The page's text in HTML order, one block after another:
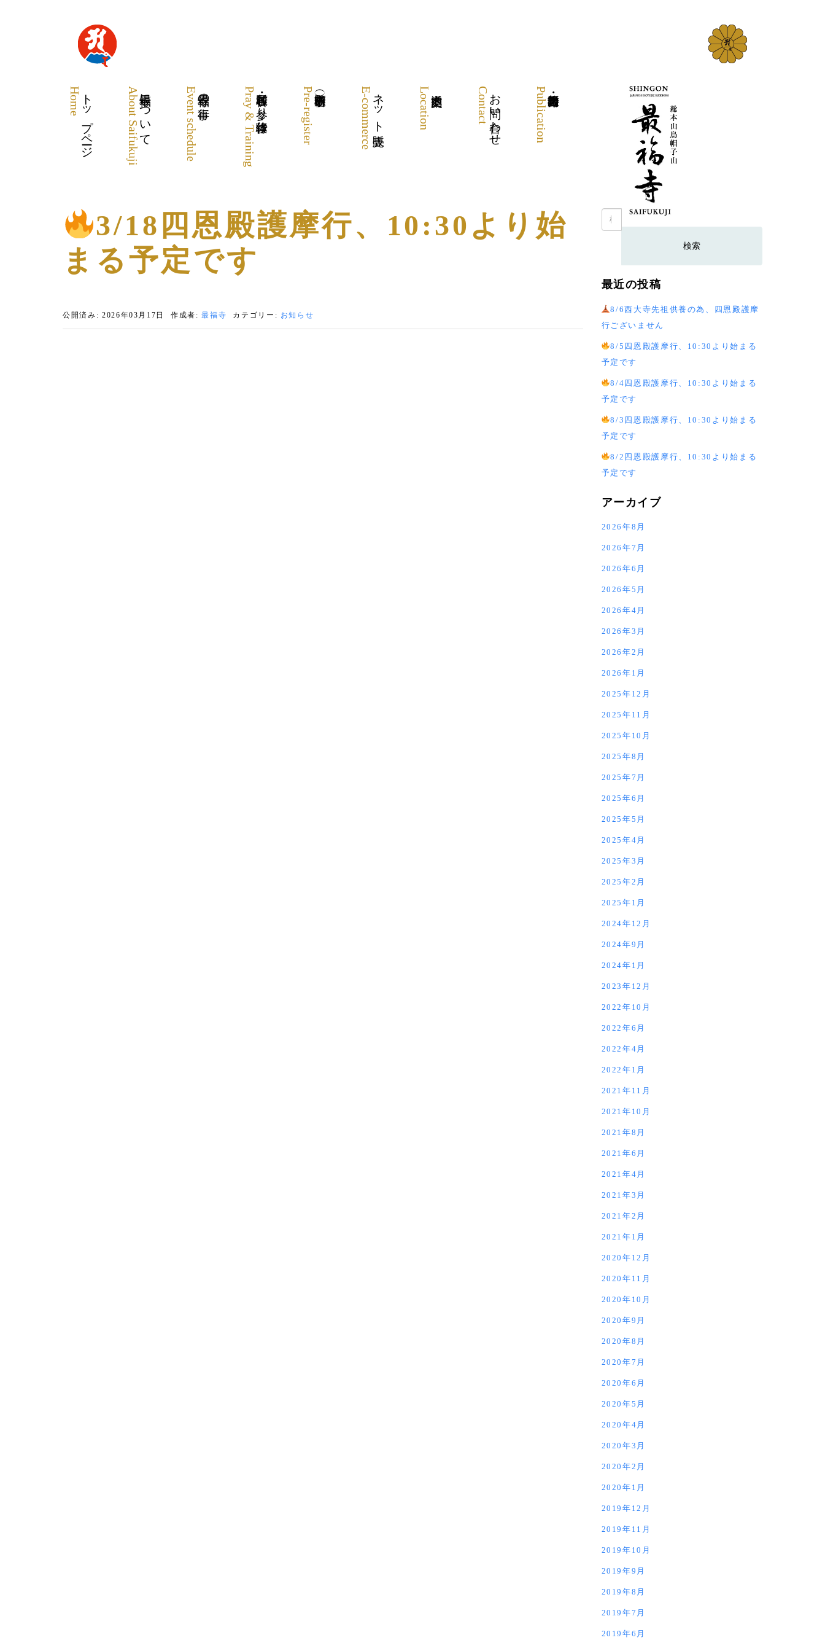
トップページ
Home 最福寺について
About Saifukuji 最福寺の行事
Event schedule 各種祈願・お参り・体験修行
Pray & Training Pre-register ネット販売
E-commerce Location お問い合わせ
Contact Publication
3/18四恩殿護摩行、10:30より始
まる予定です
公開済み: 2026年03月17日 作成者:最福寺 カテゴリー: お知らせ
検
索:
最近の投稿
8/6西大寺先祖供養の為、四恩殿護摩
行ございません
8/5四恩殿護摩行、10:30より始まる
予定です
8/4四恩殿護摩行、10:30より始まる
予定です
8/3四恩殿護摩行、10:30より始まる
予定です
8/2四恩殿護摩行、10:30より始まる
予定です
アーカイブ
2026年8月
2026年7月
2026年6月
2026年5月
2026年4月
2026年3月
2026年2月
2026年1月
2025年12月
2025年11月
2025年10月
2025年8月
2025年7月
2025年6月
2025年5月
2025年4月
2025年3月
2025年2月
2025年1月
2024年12月
2024年9月
2024年1月
2023年12月
2022年10月
2022年6月
2022年4月
2022年1月
2021年11月
2021年10月
2021年8月
2021年6月
2021年4月
2021年3月
2021年2月
2021年1月
2020年12月
2020年11月
2020年10月
2020年9月
2020年8月
2020年7月
2020年6月
2020年5月
2020年4月
2020年3月
2020年2月
2020年1月
2019年12月
2019年11月
2019年10月
2019年9月
2019年8月
2019年7月
2019年6月